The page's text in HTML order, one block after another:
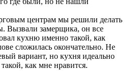
центрам мы решили делать
Вызвали замерщика, он все
кухню именно такой, как
сложилась окончательно. Не
вариант, но кухня идеально
как мне нравится.